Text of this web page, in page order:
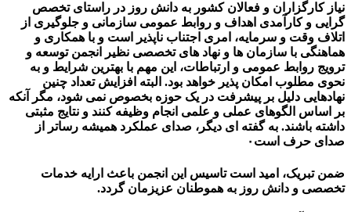
نیاز کارگزاران و فعالان کشور به دانش روز در راستای تخصص
گرایی و کارآمدی اهداف و روابط عمومی سازمانی و جلوگیری از
اتلاف وقت و سرمایه، امری اجتناب ناپذیر است و با همکاری و
هماهنگی با سازمان ها و نهاد های تخصصی نظیر انجمن توسعه و
ترویج روابط عمومی و ارتباطات، این مهم با بهترین شرایط و به
نحوی مطلوب امکان پذیر خواهد بود. البته افزایش تعداد چنین
نهادهایی دلیل بر پیشرفت در یک حوزه بخصوص نمی شود، مگر آنکه
بر اساس الگوهای عملی و علمی انجام وظیفه کنند و نتایج مثبتی
داشته باشند. به گفته ای دیگر، صدای عملکرد همیشه رساتر از
صدای حرف است۰
ضمن تبریک، امید است تاسیس این انجمن باعث ارایه خدمات
تخصصی و دانش روز به هموطنان عزیزمان گردد.